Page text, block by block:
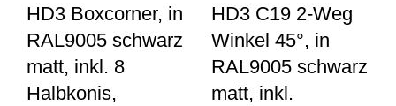
HD3 Boxcorner, in
RAL9005 schwarz
matt, inkl. 8
Halbkonis,
HD3 C19 2-Weg
Winkel 45°, in
RAL9005 schwarz
matt, inkl.